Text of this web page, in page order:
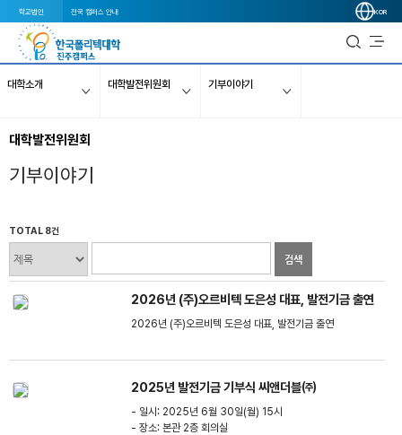
학교법인 전국 캠퍼스 안내 KOR
대학소개 대학발전위원회 기부이야기
대학발전위원회
기부이야기
TOTAL 8건
검색
2026년 (주)오르비텍 도은성 대표, 발전기금 출연
2026년 (주)오르비텍 도은성 대표, 발전기금 출연
2025년 발전기금 기부식 씨앤더블㈜
- 일시: 2025년 6월 30일(월) 15시
- 장소: 본관 2층 회의실